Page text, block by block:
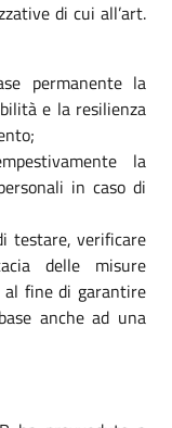
di cui all’art.
permanente la
e la resilienza
la
in caso di
testare, verificare
delle misure
fine di garantire
anche ad una